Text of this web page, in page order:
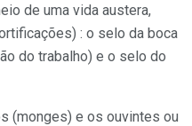
de uma vida austera,
: o selo da boca
do trabalho) e o selo do
(monges) e os ouvintes ou